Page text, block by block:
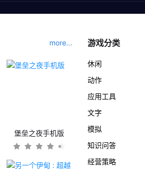
more...
堡垒之夜手机版
游戏分类
休闲
动作
应用工具
文字
模拟
知识问答
经营策略